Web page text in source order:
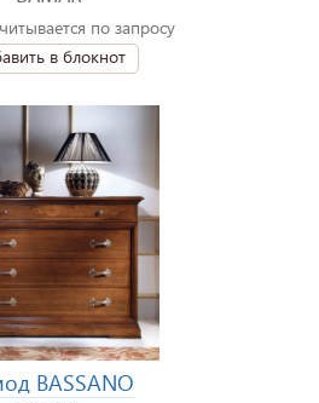
по запросу
в блокнот
BASSANO